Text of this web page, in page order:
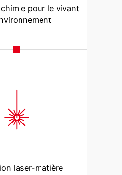
pour le vivant
laser-matière